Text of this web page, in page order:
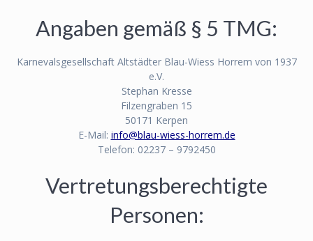
Angaben gemäß § 5 TMG:
Karnevalsgesellschaft Altstädter Blau-Wiess Horrem von 1937
e.V.
Stephan Kresse
Filzengraben 15
50171 Kerpen
E-Mail: info@blau-wiess-horrem.de
Telefon: 02237 – 9792450
Vertretungsberechtigte
Personen: